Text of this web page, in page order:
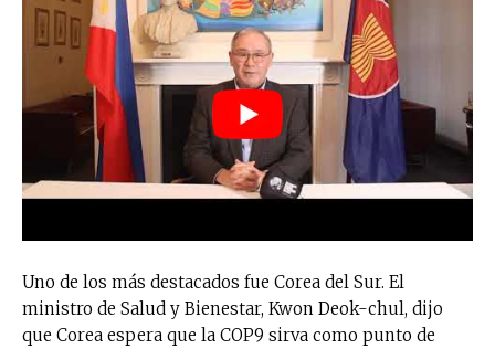
Uno de los más destacados fue Corea del Sur. El
ministro de Salud y Bienestar, Kwon Deok-chul, dijo
que Corea espera que la COP9 sirva como punto de